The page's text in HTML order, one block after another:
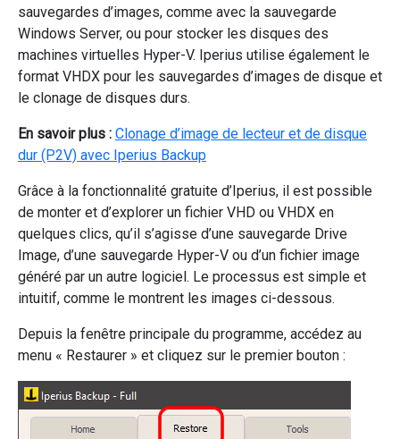
sauvegardes d’images, comme avec la sauvegarde
Windows Server, ou pour stocker les disques des
machines virtuelles Hyper-V. Iperius utilise également le
format VHDX pour les sauvegardes d’images de disque et
le clonage de disques durs.
En savoir plus : Clonage d’image de lecteur et de disque
dur (P2V) avec Iperius Backup
Grâce à la fonctionnalité gratuite d’Iperius, il est possible
de monter et d’explorer un fichier VHD ou VHDX en
quelques clics, qu’il s’agisse d’une sauvegarde Drive
Image, d’une sauvegarde Hyper-V ou d’un fichier image
généré par un autre logiciel. Le processus est simple et
intuitif, comme le montrent les images ci-dessous.
Depuis la fenêtre principale du programme, accédez au
menu « Restaurer » et cliquez sur le premier bouton :